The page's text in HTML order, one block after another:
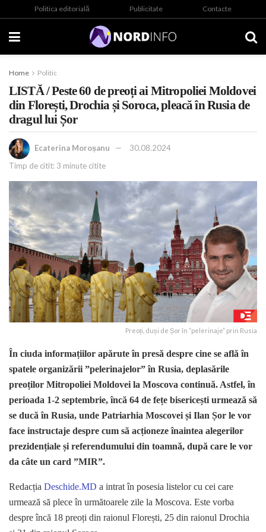
Politica editorială Publicitate Contacte
Home Politic
LISTĂ / Peste 60 de preoți ai Mitropoliei Moldovei
din Florești, Drochia și Soroca, pleacă în Rusia de
dragul lui Șor
Ecaterina Moroșanu
30.08.2024
Timp de citit: 3 minute citite
Preoți, duși de Șor în ”pelerinaje” prin Rusia
În ciuda informațiilor apărute în presă despre cine se află în
spatele organizării ”pelerinajelor” în Rusia, deplasările
preoților Mitropoliei Moldovei la Moscova continuă. Astfel, în
perioada 1-2 septembrie, încă 64 de fețe bisericești urmează să
se ducă în Rusia, unde Patriarhia Moscovei și Ilan Șor le vor
face instructaje despre cum să acționeze înaintea alegerilor
prezidențiale și referendumului din toamnă, după care le vor
da câte un card ”MIR”.
Redacția Deschide.MD a intrat în posesia listelor cu cei care
urmează să plece în următoarele zile la Moscova. Este vorba
despre încă 18 preoți din raionul Florești, 25 din raionul Drochia